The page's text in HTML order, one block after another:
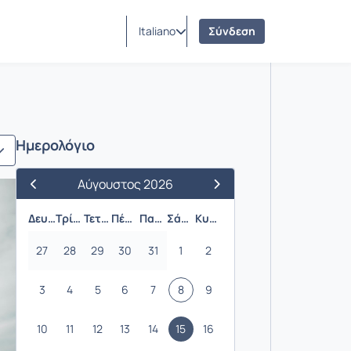
Italiano Σύνδεση
Ημερολόγιο
Προηγούμενος Μήνας
Αύγουστος 2026
Επόμενος Μήνας
Δευτέρα
Τρίτη Τετάρτη Πέμπτη Παρασκευή Σάββατο Κυριακή
27 28 29 30 31 1 2
3 4 5 6 7 8 9
10 11 12 13 14 15 16